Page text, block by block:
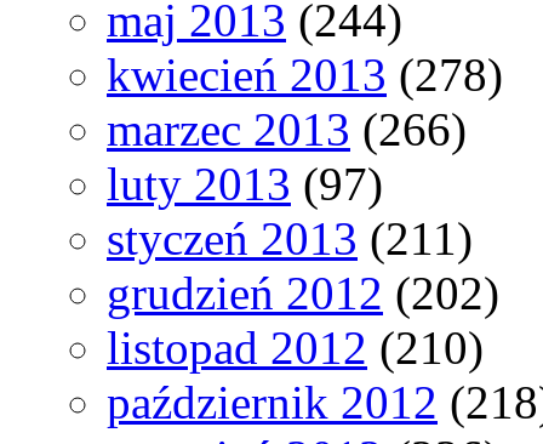
maj 2013 (244)
kwiecień 2013 (278)
marzec 2013 (266)
luty 2013 (97)
styczeń 2013 (211)
grudzień 2012 (202)
listopad 2012 (210)
październik 2012